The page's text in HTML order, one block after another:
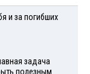
и за погибших
задача
полезным